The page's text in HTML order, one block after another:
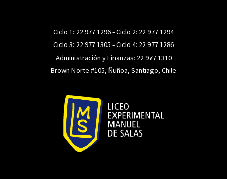
Ciclo 1: 22 977 1296- Ciclo 2: 22 977 1294
Ciclo 3: 22 977 1305 - Ciclo 4: 22 977 1286
Administración y Finanzas: 22 977 1310
Brown Norte #105, Ñuñoa, Santiago, Chile